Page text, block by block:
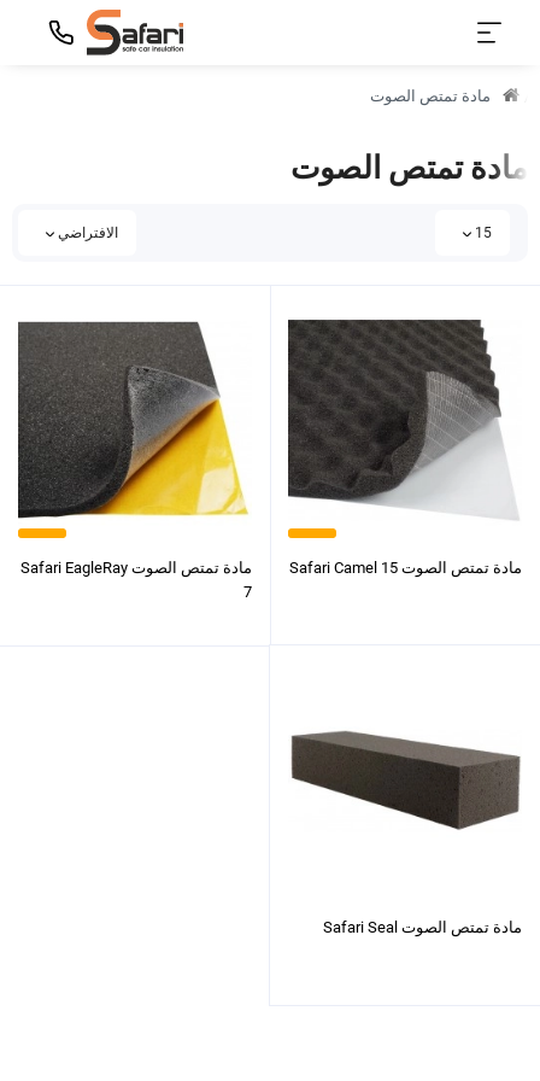
مادة تمتص الصوت
مادة تمتص الصوت
15 الافتراضي
مادة تمتص الصوت Safari Camel 15
مادة تمتص الصوت Safari EagleRay
7
مادة تمتص الصوت Safari Seal